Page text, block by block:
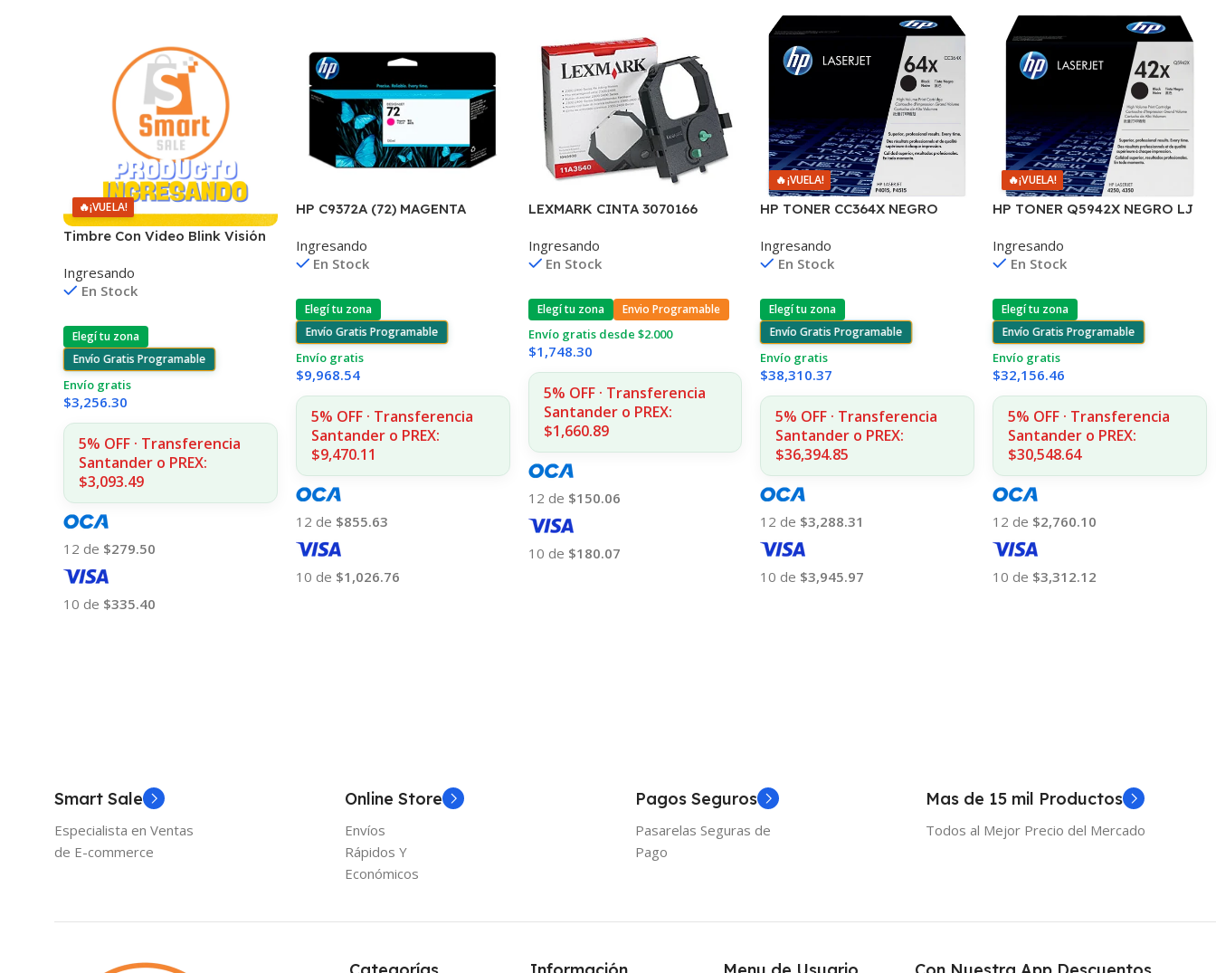
🔥¡VUELA!
Timbre Con Video Blink Visión
Ingresando
En Stock
Elegí tu zona
Envío Gratis Programable
Envío gratis
$3,256.30
5% OFF · Transferencia
Santander o PREX:
$3,093.49
12 de $279.50
10 de $335.40
HP C9372A (72) MAGENTA
130ML UK
Ingresando
En Stock
Elegí tu zona
Envío Gratis Programable
Envío gratis
$9,968.54
5% OFF · Transferencia
Santander o PREX:
$9,470.11
12 de $855.63
10 de $1,026.76
LEXMARK CINTA 3070166
CPS 11A3540
Ingresando
En Stock
Elegí tu zona Envio Programable
Envío gratis desde $2.000
$1,748.30
5% OFF · Transferencia
Santander o PREX:
$1,660.89
12 de $150.06
10 de $180.07
🔥¡VUELA!
HP TONER CC364X NEGRO
COPIAS
Ingresando
En Stock
Elegí tu zona
Envío Gratis Programable
Envío gratis
$38,310.37
5% OFF · Transferencia
Santander o PREX:
$36,394.85
12 de $3,288.31
10 de $3,945.97
🔥¡VUELA!
HP TONER Q5942X NEGRO LJ
COPIAS (D)
Ingresando
En Stock
Elegí tu zona
Envío Gratis Programable
Envío gratis
$32,156.46
5% OFF · Transferencia
Santander o PREX:
$30,548.64
12 de $2,760.10
10 de $3,312.12
Smart Sale
Especialista en Ventas
de E-commerce
Online Store
Envíos
Rápidos Y
Económicos
Pagos Seguros
Pasarelas Seguras de
Pago
Mas de 15 mil Productos
Todos al Mejor Precio del Mercado